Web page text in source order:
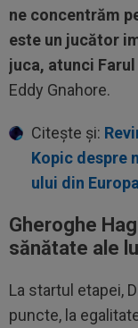
ne concentrăm
este un jucător
juca, atunci
Eddy Gnahore.
Citește și:
Kopic despre
ului din
Gheroghe
sănătate ale
La startul etapei,
puncte, la